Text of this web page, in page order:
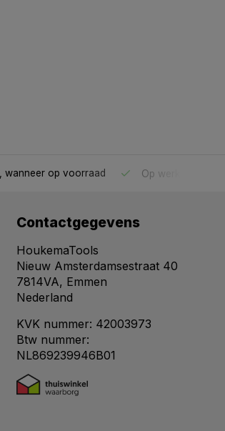
, wanneer op voorraad Op werkdagen
Contactgegevens
HoukemaTools
Nieuw Amsterdamsestraat 40
7814VA, Emmen
Nederland
KVK nummer: 42003973
Btw nummer:
NL869239946B01